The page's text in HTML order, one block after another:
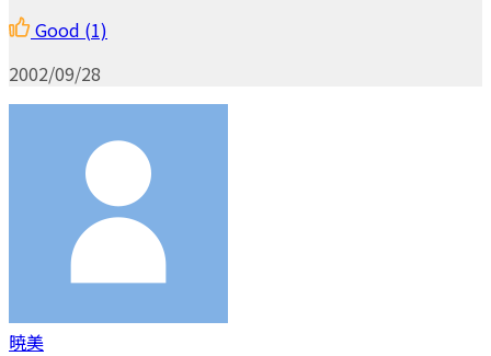
Good (1)
2002/09/28
暁美